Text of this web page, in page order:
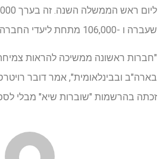
שעברה ו -106,000 מתחת ליעדי החברה.
"חברות ראשונה ממשיכה להראות
בארה"ב ובבינלאומית", אמר דובר
זכתה בהרשמות "שוברות שיא" מבלי